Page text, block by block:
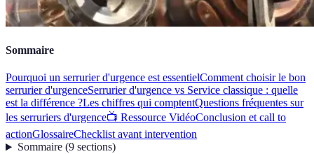
Sommaire
Pourquoi un serrurier d'urgence est essentielComment choisir le bon
serrurier d'urgenceSerrurier d'urgence vs Service classique : quelle
est la différence ?Les chiffres qui comptentQuestions fréquentes sur
les serruriers d'urgence📺 Ressource VidéoConclusion et call to
actionGlossaireChecklist avant intervention
Sommaire(9 sections)